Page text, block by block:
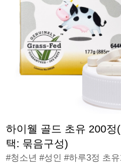
하이웰 골드 초유 200정
택: 묶음구성)
#청소년 #성인 #하루3정 초